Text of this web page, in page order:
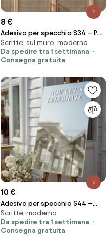
8 €
Adesivo per specchio S34 – P.S.
you got this
Scritte, sul muro, moderno
Da spedire tra 1 settimana
Consegna gratuita
10 €
Adesivo per specchio S44 –
Now let's celebrate
Scritte, moderno
Da spedire tra 1 settimana
Consegna gratuita